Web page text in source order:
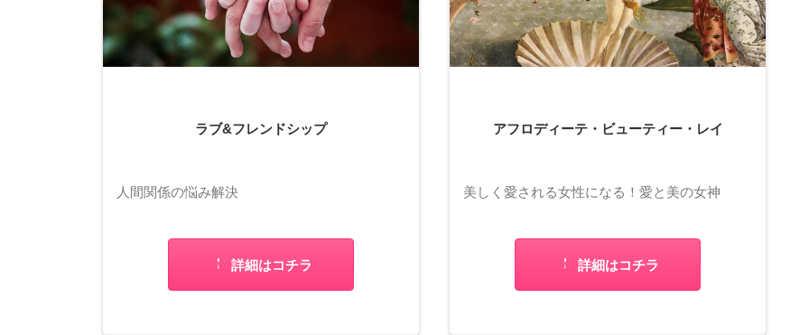
ラブ&フレンドシップ
人間関係の悩み解決
詳細はコチラ
アフロディーテ・ビューティー・レイ
美しく愛される女性になる！愛と美の女神
詳細はコチラ